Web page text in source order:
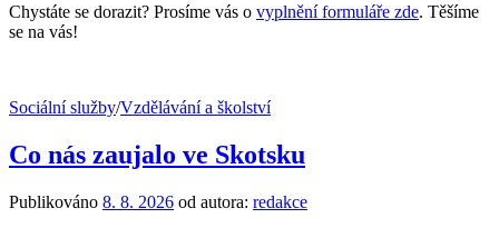
Chystáte se dorazit? Prosíme vás o vyplnění formuláře zde. Těšíme
se na vás!
Sociální služby/Vzdělávání a školství
Co nás zaujalo ve Skotsku
Publikováno 8. 8. 2026 od autora: redakce